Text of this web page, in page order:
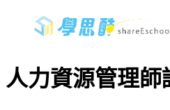
人力資源管理